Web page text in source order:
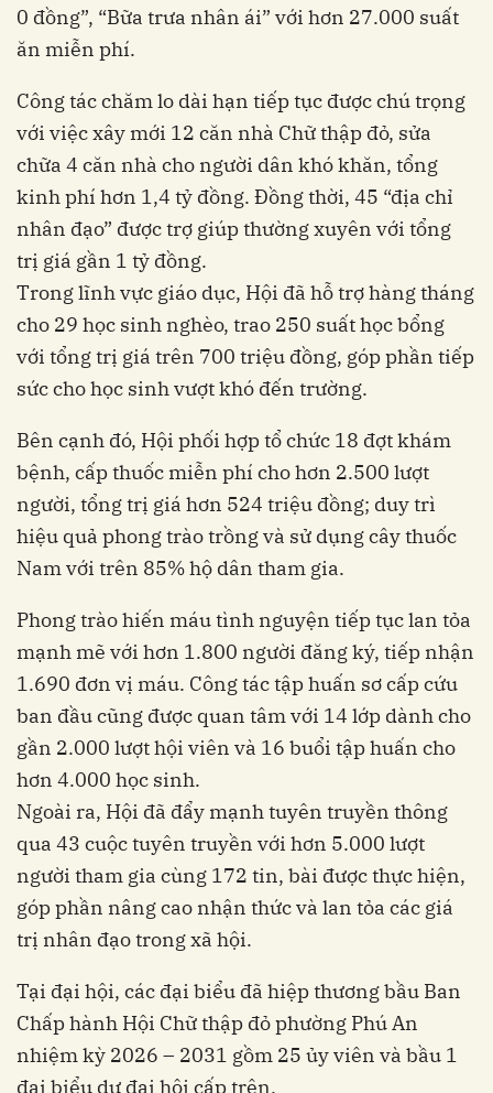
0 đồng”, “Bữa trưa nhân ái” với hơn 27.000 suất
ăn miễn phí.
Công tác chăm lo dài hạn tiếp tục được chú trọng
với việc xây mới 12 căn nhà Chữ thập đỏ, sửa
chữa 4 căn nhà cho người dân khó khăn, tổng
kinh phí hơn 1,4 tỷ đồng. Đồng thời, 45 “địa chỉ
nhân đạo” được trợ giúp thường xuyên với tổng
trị giá gần 1 tỷ đồng.
Trong lĩnh vực giáo dục, Hội đã hỗ trợ hàng tháng
cho 29 học sinh nghèo, trao 250 suất học bổng
với tổng trị giá trên 700 triệu đồng, góp phần tiếp
sức cho học sinh vượt khó đến trường.
Bên cạnh đó, Hội phối hợp tổ chức 18 đợt khám
bệnh, cấp thuốc miễn phí cho hơn 2.500 lượt
người, tổng trị giá hơn 524 triệu đồng; duy trì
hiệu quả phong trào trồng và sử dụng cây thuốc
Nam với trên 85% hộ dân tham gia.
Phong trào hiến máu tình nguyện tiếp tục lan tỏa
mạnh mẽ với hơn 1.800 người đăng ký, tiếp nhận
1.690 đơn vị máu. Công tác tập huấn sơ cấp cứu
ban đầu cũng được quan tâm với 14 lớp dành cho
gần 2.000 lượt hội viên và 16 buổi tập huấn cho
hơn 4.000 học sinh.
Ngoài ra, Hội đã đẩy mạnh tuyên truyền thông
qua 43 cuộc tuyên truyền với hơn 5.000 lượt
người tham gia cùng 172 tin, bài được thực hiện,
góp phần nâng cao nhận thức và lan tỏa các giá
trị nhân đạo trong xã hội.
Tại đại hội, các đại biểu đã hiệp thương bầu Ban
Chấp hành Hội Chữ thập đỏ phường Phú An
nhiệm kỳ 2026 – 2031 gồm 25 ủy viên và bầu 1
đại biểu dự đại hội cấp trên.